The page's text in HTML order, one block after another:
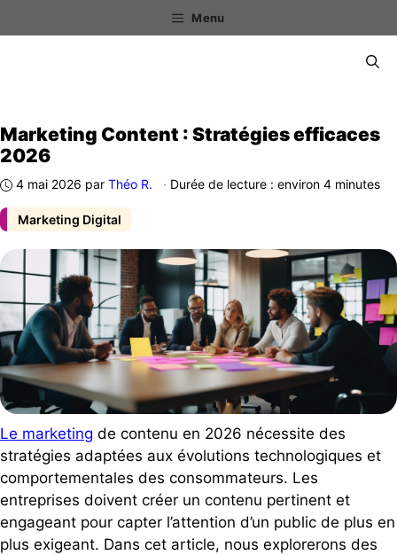
au
Menu
Marketing Digital
Marketing Content : Stratégies efficaces
2026
4 mai 2026 par Théo R. · Durée de lecture : environ 4 minutes
Le marketing de contenu en 2026 nécessite des
stratégies adaptées aux évolutions technologiques et
comportementales des consommateurs. Les
entreprises doivent créer un contenu pertinent et
engageant pour capter l’attention d’un public de plus en
plus exigeant. Dans cet article, nous explorerons des